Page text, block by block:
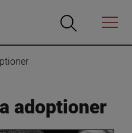
Öppna
Öppna
Menyn
adoptioner